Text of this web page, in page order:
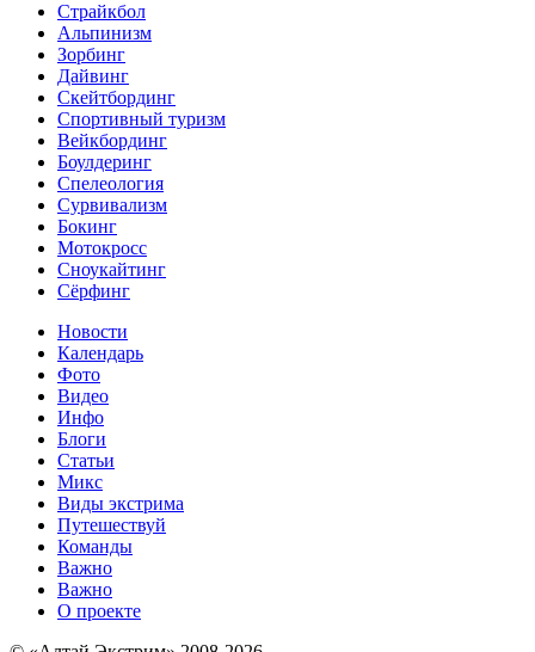
Страйкбол
Альпинизм
Зорбинг
Дайвинг
Скейтбординг
Спортивный туризм‎
Вейкбординг
Боулдеринг
Спелеология
Сурвивализм
Бокинг
Мотокросс
Сноукайтинг
Сёрфинг
Новости
Календарь
Фото
Видео
Инфо
Блоги
Статьи
Микс
Виды экстрима
Путешествуй
Команды
Важно
Важно
О проекте